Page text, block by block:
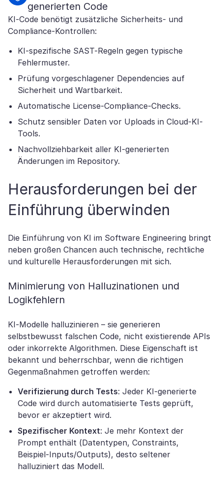
generierten Code
KI-Code benötigt zusätzliche Sicherheits- und
Compliance-Kontrollen:
KI-spezifische SAST-Regeln gegen typische
Fehlermuster.
Prüfung vorgeschlagener Dependencies auf
Sicherheit und Wartbarkeit.
Automatische License-Compliance-Checks.
Schutz sensibler Daten vor Uploads in Cloud-KI-
Tools.
Nachvollziehbarkeit aller KI-generierten
Änderungen im Repository.
Herausforderungen bei der
Einführung überwinden
Die Einführung von KI im Software Engineering bringt
neben großen Chancen auch technische, rechtliche
und kulturelle Herausforderungen mit sich.
Minimierung von Halluzinationen und
Logikfehlern
KI-Modelle halluzinieren – sie generieren
selbstbewusst falschen Code, nicht existierende APIs
oder inkorrekte Algorithmen. Diese Eigenschaft ist
bekannt und beherrschbar, wenn die richtigen
Gegenmaßnahmen getroffen werden:
Verifizierung durch Tests: Jeder KI-generierte
Code wird durch automatisierte Tests geprüft,
bevor er akzeptiert wird.
Spezifischer Kontext: Je mehr Kontext der
Prompt enthält (Datentypen, Constraints,
Beispiel-Inputs/Outputs), desto seltener
halluziniert das Modell.